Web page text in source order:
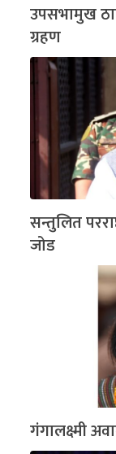
उपसभामुख
ग्रहण
सन्तुलित
जोड
गंगालक्ष्मी